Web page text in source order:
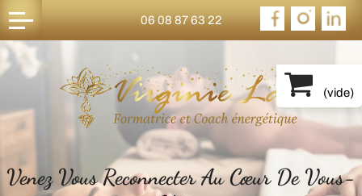
06 08 87 63 22
(vide)
Venez Vous Reconnecter Au Cœur De Vous-